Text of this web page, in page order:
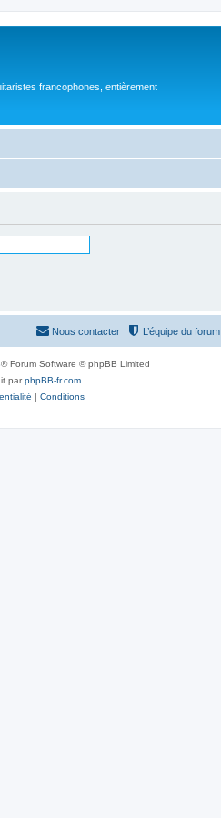
francophones, entièrement
L’équipe du forum
Nous contacter
® Forum Software © phpBB Limited
parphpBB-fr.com
| Conditions